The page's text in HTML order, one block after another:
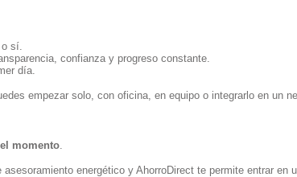
sí.
confianza y progreso constante.
día.
empezar solo, con oficina, en equipo o integrarlo en un
momento.
energético y AhorroDirect te permite entrar